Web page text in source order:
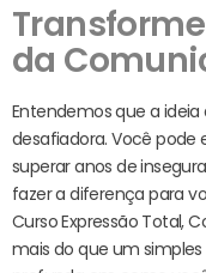
da
Entendemos que a
desafiadora. Você pode
superar anos de
fazer a diferença para
Curso Expressão Total,
mais do que um